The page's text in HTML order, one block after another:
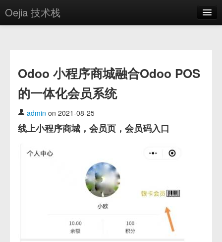
Oejia 技术栈
方案
OE学院
分享
关于
编辑器
Odoo 小程序商城融合Odoo POS
的一体化会员系统
admin on 2021-08-25
线上小程序商城，会员页，会员码入口